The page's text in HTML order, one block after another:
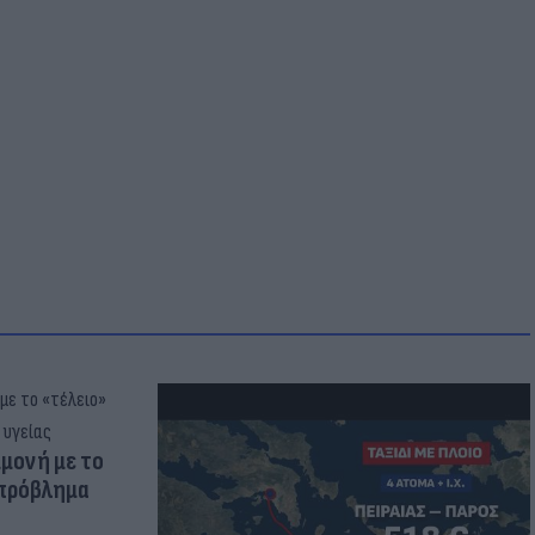
με το